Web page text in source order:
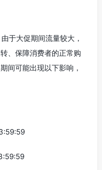
于大促期间流量较大，
、保障消费者的正常购
间可能出现以下影响，